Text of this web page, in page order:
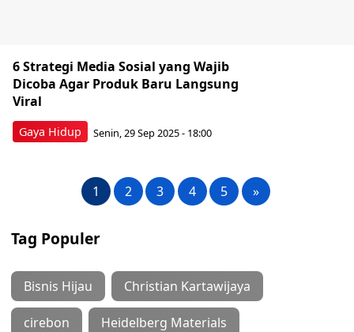
Gaya Hidup
6 Strategi Media Sosial yang Wajib
Dicoba Agar Produk Baru Langsung
Viral
Senin, 29 Sep 2025 - 18:00
1 2 3 4 5 »
Tag Populer
Bisnis Hijau Christian Kartawijaya
cirebon Heidelberg Materials